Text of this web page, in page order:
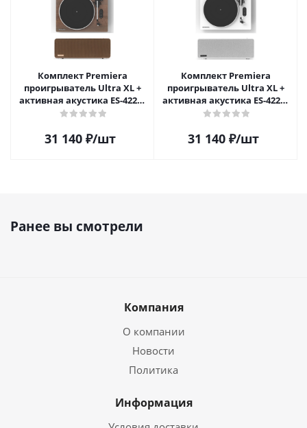
Комплект Premiera
проигрыватель Ultra XL +
активная акустика ES-422A,
Коричневый
31 140₽/шт
Комплект Premiera
проигрыватель Ultra XL +
активная акустика ES-422A,
Белый
31 140₽/шт
Ранее вы смотрели
Компания
О компании
Новости
Политика
Информация